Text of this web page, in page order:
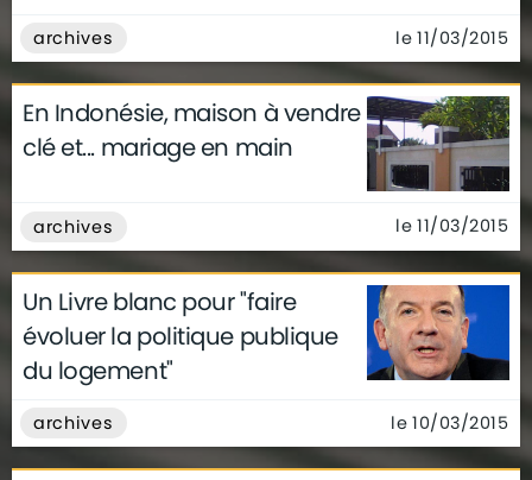
technologie
archives le 11/03/2015
En Indonésie, maison à vendre
clé et... mariage en main
archives le 11/03/2015
Un Livre blanc pour "faire
évoluer la politique publique
du logement"
archives le 10/03/2015